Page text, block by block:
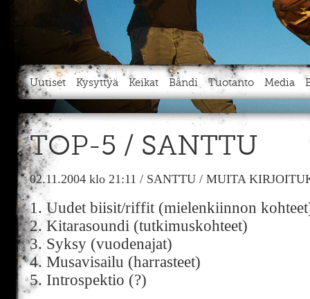
Uutiset Kysyttyä Keikat Bändi Tuotanto Media
TOP-5 / SANTTU
02.11.2004 klo 21:11 / SANTTU / MUITA
1. Uudet biisit/riffit (mielenkiinnon
2. Kitarasoundi (tutkimuskohteet)
3. Syksy (vuodenajat)
4. Musavisailu (harrasteet)
5. Introspektio (?)